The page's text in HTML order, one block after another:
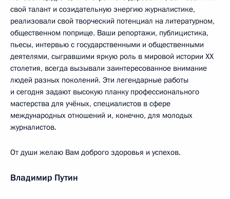
свой талант и созидательную энергию журналистике,
реализовали свой творческий потенциал на литературном,
общественном поприще. Ваши репортажи, публицистика,
пьесы, интервью с государственными и общественными
деятелями, сыгравшими яркую роль в мировой истории XX
столетия, всегда вызывали заинтересованное внимание
людей разных поколений. Эти легендарные работы
и сегодня задают высокую планку профессионального
мастерства для учёных, специалистов в сфере
международных отношений и, конечно, для молодых
журналистов.
От души желаю Вам доброго здоровья и успехов.
Владимир Путин